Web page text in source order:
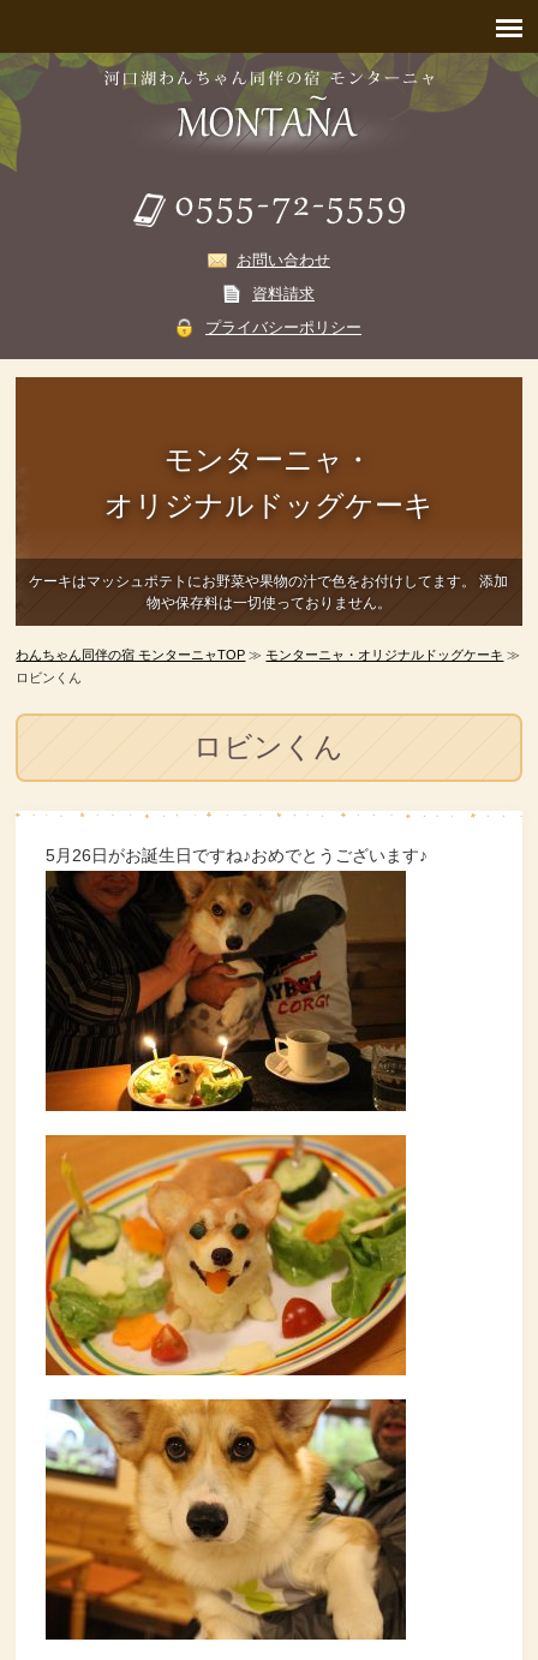
お問い合わせ
資料請求
プライバシーポリシー
モンターニャ・
オリジナルドッグケーキ
ケーキはマッシュポテトにお野菜や果物の汁で色をお付けしてます。
添加
物や保存料は一切使っておりません。
わんちゃん同伴の宿 モンターニャTOP ≫モンターニャ・オリジナルドッグケーキ ≫
ロビンくん
ロビンくん
5月26日がお誕生日ですね♪おめでとうございます♪